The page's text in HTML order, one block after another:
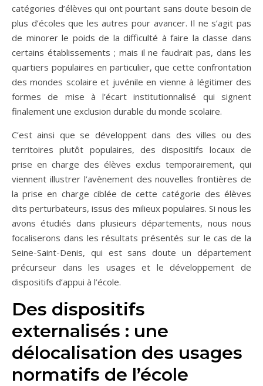
catégories d’élèves qui ont pourtant sans doute besoin de
plus d’écoles que les autres pour avancer. Il ne s’agit pas
de minorer le poids de la difficulté à faire la classe dans
certains établissements ; mais il ne faudrait pas, dans les
quartiers populaires en particulier, que cette confrontation
des mondes scolaire et juvénile en vienne à légitimer des
formes de mise à l’écart institutionnalisé qui signent
finalement une exclusion durable du monde scolaire.
C’est ainsi que se développent dans des villes ou des
territoires plutôt populaires, des dispositifs locaux de
prise en charge des élèves exclus temporairement, qui
viennent illustrer l’avènement des nouvelles frontières de
la prise en charge ciblée de cette catégorie des élèves
dits perturbateurs, issus des milieux populaires. Si nous les
avons étudiés dans plusieurs départements, nous nous
focaliserons dans les résultats présentés sur le cas de la
Seine-Saint-Denis, qui est sans doute un département
précurseur dans les usages et le développement de
dispositifs d’appui à l’école.
Des dispositifs
externalisés : une
délocalisation des usages
normatifs de l’école